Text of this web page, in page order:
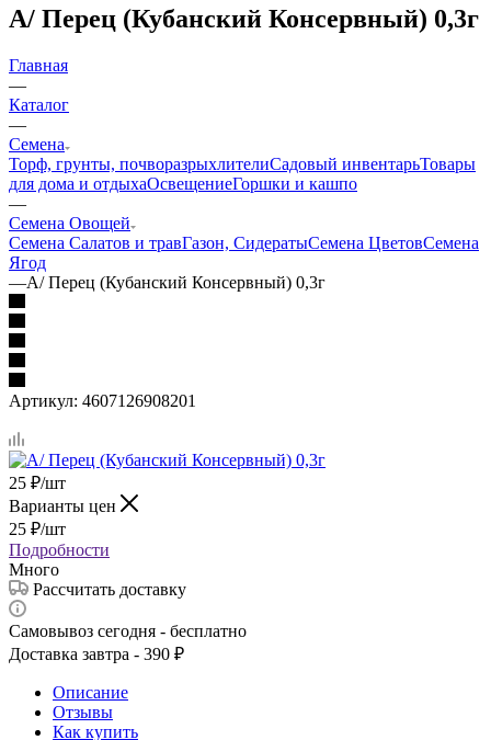
А/ Перец (Кубанский Консервный) 0,3г
Главная
—
Каталог
—
Семена
Торф, грунты, почворазрыхлителиСадовый инвентарьТовары
для дома и отдыхаОсвещениеГоршки и кашпо
—
Семена Овощей
Семена Салатов и травГазон, СидератыСемена ЦветовСемена
Ягод
—А/ Перец (Кубанский Консервный) 0,3г
Артикул: 4607126908201
25 ₽/шт
Варианты цен
25 ₽/шт
Подробности
Много
Рассчитать доставку
Самовывоз сегодня - бесплатно
Доставка завтра - 390 ₽
Описание
Отзывы
Как купить